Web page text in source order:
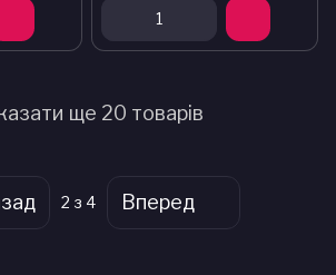
ще 20 товарів
2 з 4 Вперед